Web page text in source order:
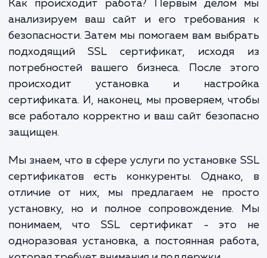
правильно и эффективно.
Одним из основных преимуществ
сервиса является то, что мы не
устанавливаем сертификат SSL,
обеспечиваем его поддержку. Это означает,
мы отслеживаем состояние SSL
чтобы убедиться, что он всегда
Как происходит работа? Первым
анализируем ваш сайт и его
безопасности. Затем мы помогаем вам
подходящий SSL сертификат,
потребностей вашего бизнеса. После